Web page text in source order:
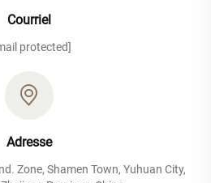
Courriel
protected]
Adresse
Zone, Shamen Town, Yuhuan City,